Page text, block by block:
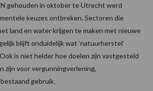
gehouden in oktober te Utrecht werd
keuzes ontbreken. Sectoren die
land en water krijgen te maken met nieuwe
blijft onduidelijk wat ‘natuurherstel’
is niet helder hoe doelen zijn vastgesteld
zijn voor vergunningverlening,
gebruik.